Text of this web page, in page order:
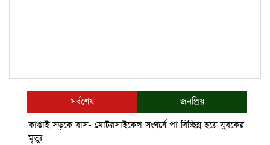
সর্বশেষ
জনপ্রিয়
কাপ্তাই সড়কে বাস- মোটরসাইকেল সংঘর্ষে পা বিচ্ছিন্ন হয়ে যুবকের
মৃত্যু